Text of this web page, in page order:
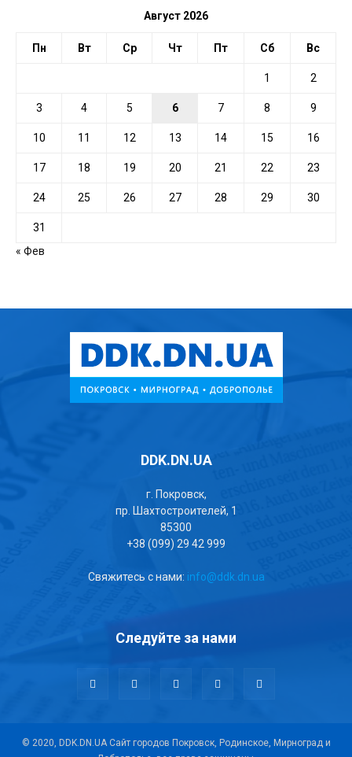
Август 2026
Пн Вт Ср Чт Пт Сб Вс
1 2
3 4 5 6 7 8 9
10 11 12 13 14 15 16
17 18 19 20 21 22 23
24 25 26 27 28 29 30
31
« Фев
DDK.DN.UA
г. Покровск,
пр. Шахтостроителей, 1
85300
+38 (099) 29 42 999
Свяжитесь с нами: info@ddk.dn.ua
Следуйте за нами
© 2020, DDK.DN.UA Сайт городов Покровск, Родинское, Мирноград и